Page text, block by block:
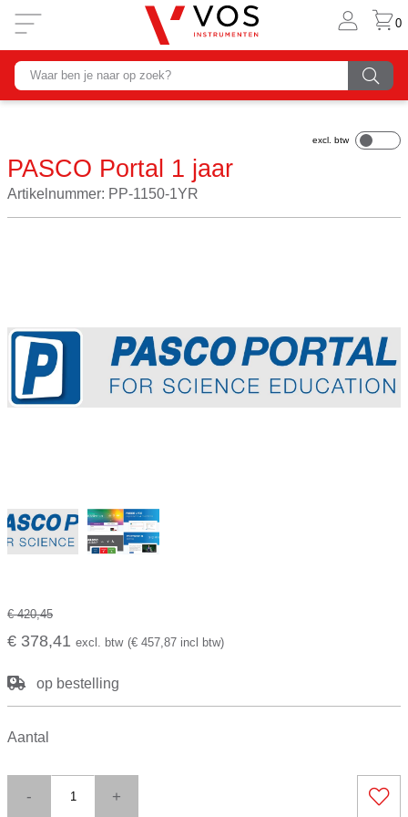
0
PASCO Portal 1 jaar
Artikelnummer: PP-1150-1YR
€ 420,45
€ 378,41 excl. btw (€ 457,87 incl btw)
op bestelling
Aantal
- +